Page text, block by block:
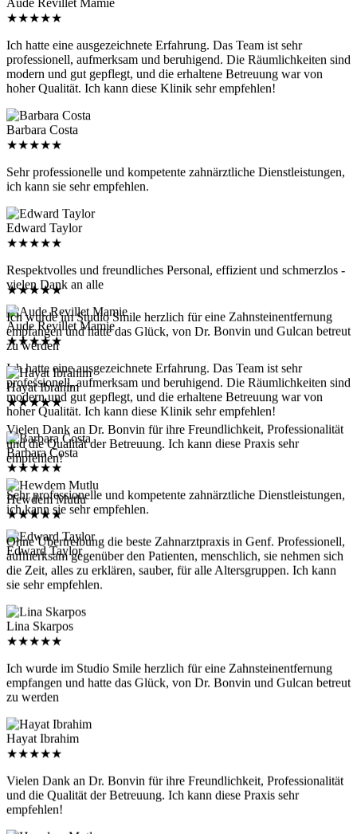
★★★★★
professionell, aufmerksam und beruhigend. Die Räumlichkeiten sind
modern und gut gepflegt, und die erhaltene Betreuung war von
hoher Qualität. Ich kann diese Klinik sehr empfehlen!
Barbara Costa
★★★★★
ich kann sie sehr empfehlen.
Edward Taylor
★★★★ ★
vielen Dank an alle
Aude Revillet Mamie
★★★★★
professionell, aufmerksam und beruhigend. Die Räumlichkeiten sind
modern und gut gepflegt, und die erhaltene Betreuung war von
hoher Qualität. Ich kann diese Klinik sehr empfehlen!
Barbara Costa
★★★★★
Sehr professionelle und kompetente zahnärztliche Dienstleistungen,
ich kann sie sehr empfehlen.
Edward Taylor
★★★ ★★
Ich wurde im Studio Smile herzlich für eine Zahnsteinentfernung
empfangen und hatte das Glück, von Dr. Bonvin und Gulcan betreut
zu werden
Hayat Ibrahim
★★★★★
Vielen Dank an Dr. Bonvin für ihre Freundlichkeit, Professionalität
und die Qualität der Betreuung. Ich kann diese Praxis sehr
empfehlen!
Hewdem Mutlu
★★★★★
Ohne Übertreibung die beste Zahnarztpraxis in Genf. Professionell,
aufmerksam gegenüber den Patienten, menschlich, sie nehmen sich
die Zeit, alles zu erklären, sauber, für alle Altersgruppen. Ich kann
sie sehr empfehlen.
Lina Skarpos
★★★★★
empfangen und hatte das Glück, von Dr. Bonvin und Gulcan betreut
zu werden
Hayat Ibrahim
★★★★★
und die Qualität der Betreuung. Ich kann diese Praxis sehr
empfehlen!